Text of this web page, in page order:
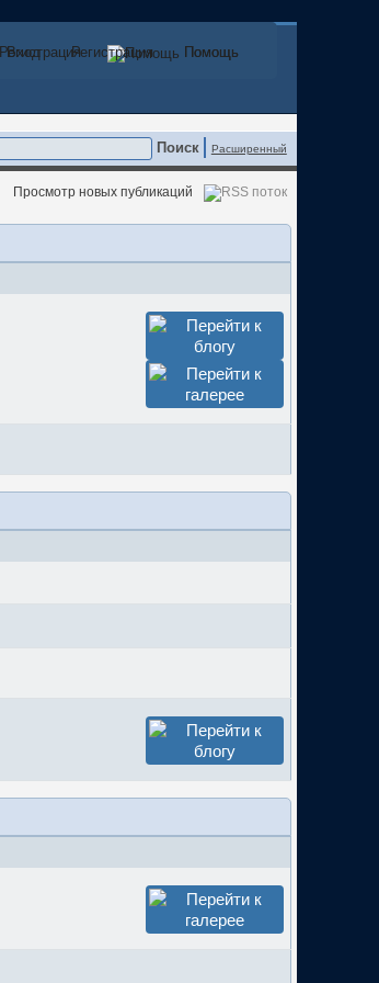
Вход Регистрация Помощь
Регистрация Помощь
Расширенный
Просмотр новых публикаций